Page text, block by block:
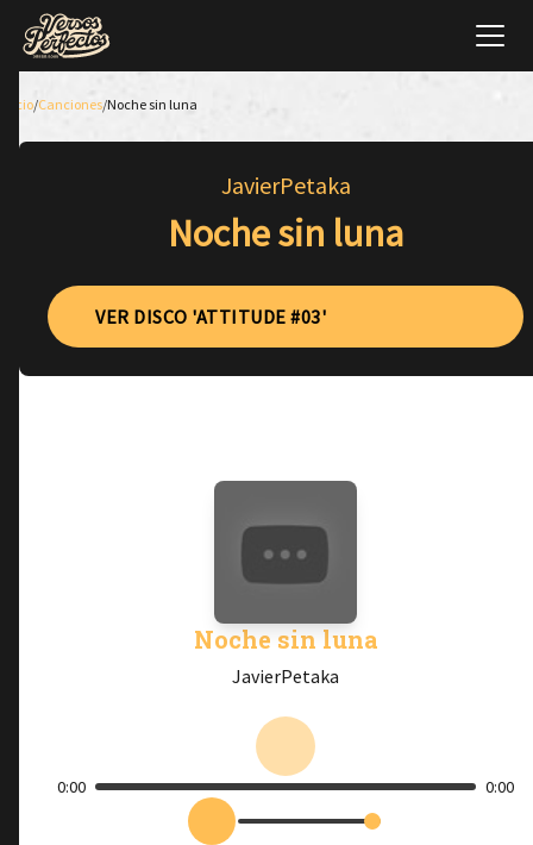
Inicio/Canciones/Noche sin luna
JavierPetaka
Noche sin luna
VER DISCO 'ATTITUDE #03'
Noche sin luna
JavierPetaka
0:00 0:00